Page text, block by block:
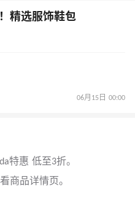
精选服饰鞋包
06月15日 00:00
特惠 低至3折。
商品详情页。